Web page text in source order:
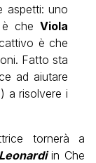
aspetti: uno
che Viola
è che
Fatto sta
ad aiutare
) a risolvere i
tornerà a
in Che